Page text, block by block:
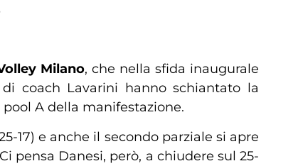
Milano, che nella sfida inaugurale
coach Lavarini hanno schiantato la
pool A della manifestazione.
17) e anche il secondo parziale si apre
pensa Danesi, però, a chiudere sul 25-